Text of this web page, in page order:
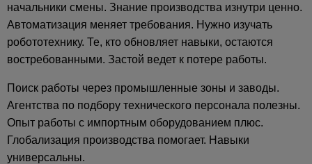
начальники смены. Знание производства изнутри ценно.
Автоматизация меняет требования. Нужно изучать
робототехнику. Те, кто обновляет навыки, остаются
востребованными. Застой ведет к потере работы.
Поиск работы через промышленные зоны и заводы.
Агентства по подбору технического персонала полезны.
Опыт работы с импортным оборудованием плюс.
Глобализация производства помогает. Навыки
универсальны.